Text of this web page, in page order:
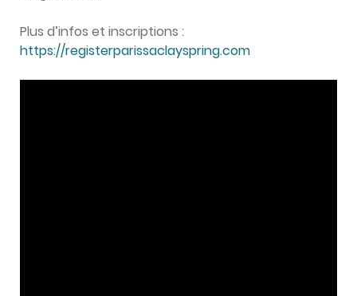
Plus d’infos et inscriptions :
https://registerparissaclayspring.com